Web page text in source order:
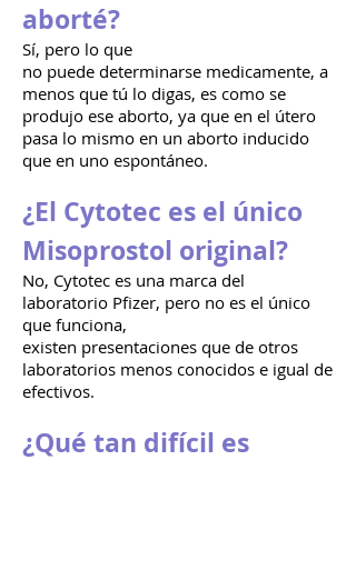
aborté?
Sí, pero lo que
no puede determinarse medicamente, a
menos que tú lo digas, es como se
produjo ese aborto, ya que en el útero
pasa lo mismo en un aborto inducido
que en uno espontáneo.
¿El Cytotec es el único
Misoprostol original?
No, Cytotec es una marca del
laboratorio Pfizer, pero no es el único
que funciona,
existen presentaciones que de otros
laboratorios menos conocidos e igual de
efectivos.
¿Qué tan difícil es